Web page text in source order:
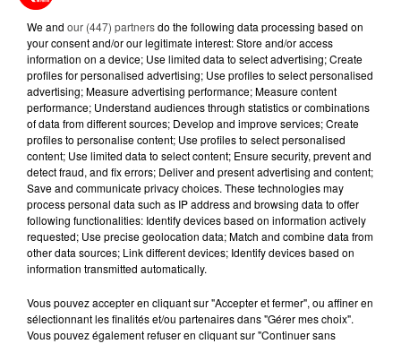
CANICULE : POURQUOI LES
BOUTEILLES D'EAU
DISPARAISSENT DES RAYONS...
5 août 2026
MANGER SAINEMENT COÛTE 25 %
PLUS CHER QU'IL Y A CINQ ANS,
ALERTE L’ONU
5 août 2026
QUELLES SONT LES MARQUES QUI
OFFRENT LE MEILLEUR RAPPORT...
We and our (447) partnersdo the following data processing based on
your consent and/or our legitimate interest: Store and/or access
information on a device; Use limited data to select advertising; Create
profiles for personalised advertising; Use profiles to select personalised
advertising; Measure advertising performance; Measure content
performance; Understand audiences through statistics or combinations
of data from different sources; Develop and improve services; Create
profiles to personalise content; Use profiles to select personalised
content; Use limited data to select content; Ensure security, prevent and
detect fraud, and fix errors; Deliver and present advertising and content;
Save and communicate privacy choices. These technologies may
process personal data such as IP address and browsing data to offer
following functionalities: Identify devices based on information actively
requested; Use precise geolocation data; Match and combine data from
other data sources; Link different devices; Identify devices based on
information transmitted automatically.
Vous pouvez accepter en cliquant sur "Accepter et fermer", ou affiner en
sélectionnant les finalités et/ou partenaires dans "Gérer mes choix".
Vous pouvez également refuser en cliquant sur "Continuer sans